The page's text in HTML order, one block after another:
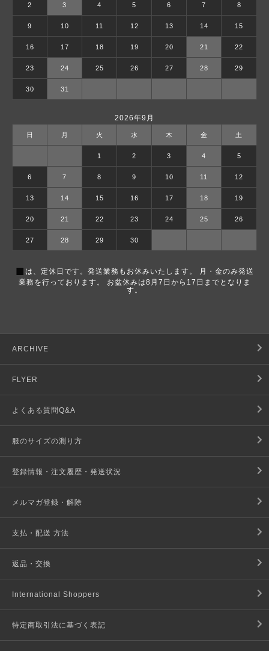
2 3 4 5 6 7 8
9 10 11 12 13 14 15
16 17 18 19 20 21 22
23 24 25 26 27 28 29
30 31
2026年9月
日 月 火 水 木 金 土
1 2 3 4 5
6 7 8 9 10 11 12
13 14 15 16 17 18 19
20 21 22 23 24 25 26
27 28 29 30
■ は、定休日です。発送業務もお休みいたします。 月・金のみ発送
業務を行っております。 お盆休みは8月7日から17日までとなりま
す。
ARCHIVE
FLYER
よくある質問Q&A
服のサイズの測り方
登録情報・注文履歴・発送状況
メルマガ登録・解除
支払・配送 方法
返品・交換
International Shoppers
特定商取引法に基づく表記